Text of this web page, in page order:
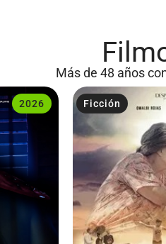
Más de 48 años
2026 Ficción